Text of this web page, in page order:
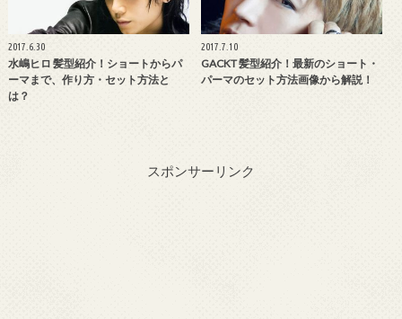
2017.6.30
水嶋ヒロ 髪型紹介！ショートからパ
ーマまで、作り方・セット方法と
は？
2017.7.10
GACKT 髪型紹介！最新のショート・
パーマのセット方法画像から解説！
スポンサーリンク